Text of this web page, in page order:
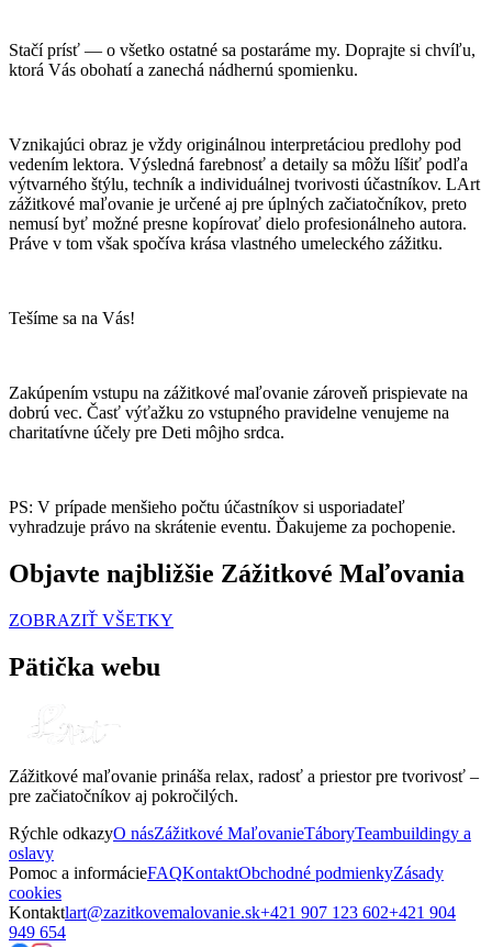
Stačí prísť — o všetko ostatné sa postaráme my. Doprajte si chvíľu,
ktorá Vás obohatí a zanechá nádhernú spomienku.
Vznikajúci obraz je vždy originálnou interpretáciou predlohy pod
vedením lektora. Výsledná farebnosť a detaily sa môžu líšiť podľa
výtvarného štýlu, techník a individuálnej tvorivosti účastníkov. LArt
zážitkové maľovanie je určené aj pre úplných začiatočníkov, preto
nemusí byť možné presne kopírovať dielo profesionálneho autora.
Práve v tom však spočíva krása vlastného umeleckého zážitku.
Tešíme sa na Vás!
Zakúpením vstupu na zážitkové maľovanie zároveň prispievate na
dobrú vec. Časť výťažku zo vstupného pravidelne venujeme na
charitatívne účely pre Deti môjho srdca.
PS: V prípade menšieho počtu účastníkov si usporiadateľ
vyhradzuje právo na skrátenie eventu. Ďakujeme za pochopenie.
Objavte najbližšie Zážitkové Maľovania
ZOBRAZIŤ VŠETKY
Pätička webu
Zážitkové maľovanie prináša relax, radosť a priestor pre tvorivosť –
pre začiatočníkov aj pokročilých.
Rýchle odkazyO násZážitkové MaľovanieTáboryTeambuildingy a
oslavy
Pomoc a informácieFAQKontaktObchodné podmienkyZásady
cookies
Kontaktlart@zazitkovemalovanie.sk+421 907 123 602+421 904
949 654